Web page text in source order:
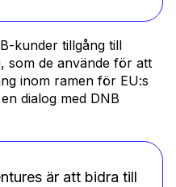
kunder tillgång till
som de använde för att
inom ramen för EU:s
dialog med DNB
är att bidra till